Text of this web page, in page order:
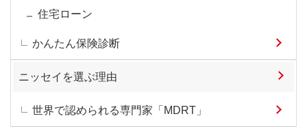
住宅ローン
かんたん保険診断
ニッセイを選ぶ理由
世界で認められる専門家「MDRT」